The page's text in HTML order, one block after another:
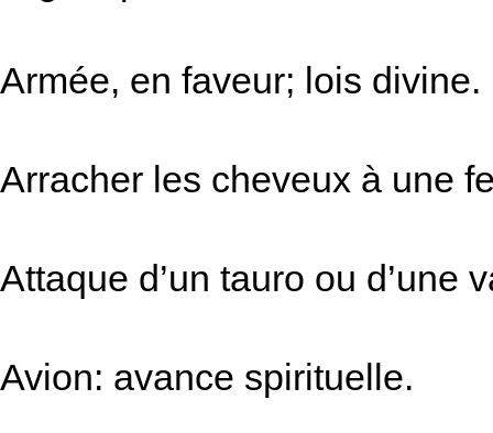
Armée, en faveur; lois divine.
Arracher les cheveux à une
Attaque d’un tauro ou d’une
Avion: avance spirituelle.